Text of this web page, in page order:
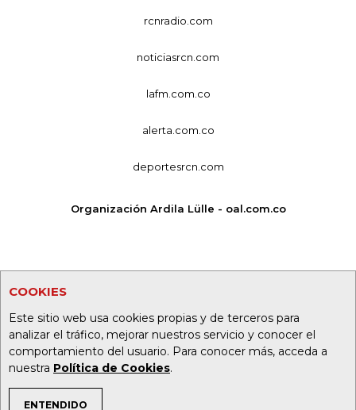
COOKIES
Este sitio web usa cookies propias y de terceros para
analizar el tráfico, mejorar nuestros servicio y conocer el
comportamiento del usuario. Para conocer más, acceda a
nuestra Política de Cookies.
ENTENDIDO
rcnradio.com
noticiasrcn.com
lafm.com.co
alerta.com.co
deportesrcn.com
Organización Ardila Lülle - oal.com.co